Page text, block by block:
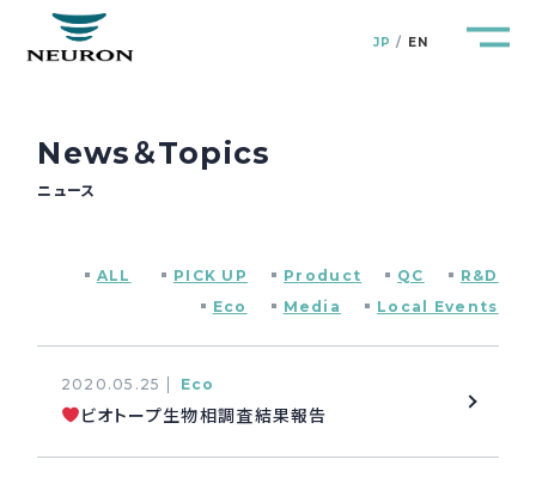
JP EN
Company
News＆Topics
ニュース
ALL PICK UP Product QC
R&D
Eco
Media Local Events
2020.05.25 Eco
ビオトープ生物相調査結果報告